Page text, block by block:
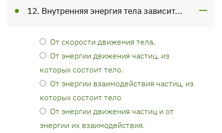
12. Внутренняя энергия тела зависит...
От скорости движения тела.
От энергии движения частиц, из
которых состоит тело.
От энергии взаимодействия частиц, из
которых состоит тело
От энергии движения частиц и от
энергии их взаимодействия.